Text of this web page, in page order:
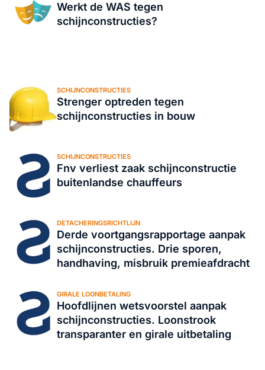
Werkt de WAS tegen
schijnconstructies?
SCHIJNCONSTRUCTIES
Strenger optreden tegen
schijnconstructies in bouw
SCHIJNCONSTRUCTIES
Fnv verliest zaak schijnconstructie
buitenlandse chauffeurs
DETACHERINGSRICHTLIJN
Derde voortgangsrapportage aanpak
schijnconstructies. Drie sporen,
handhaving, misbruik premieafdracht
GIRALE LOONBETALING
Hoofdlijnen wetsvoorstel aanpak
schijnconstructies. Loonstrook
transparanter en girale uitbetaling